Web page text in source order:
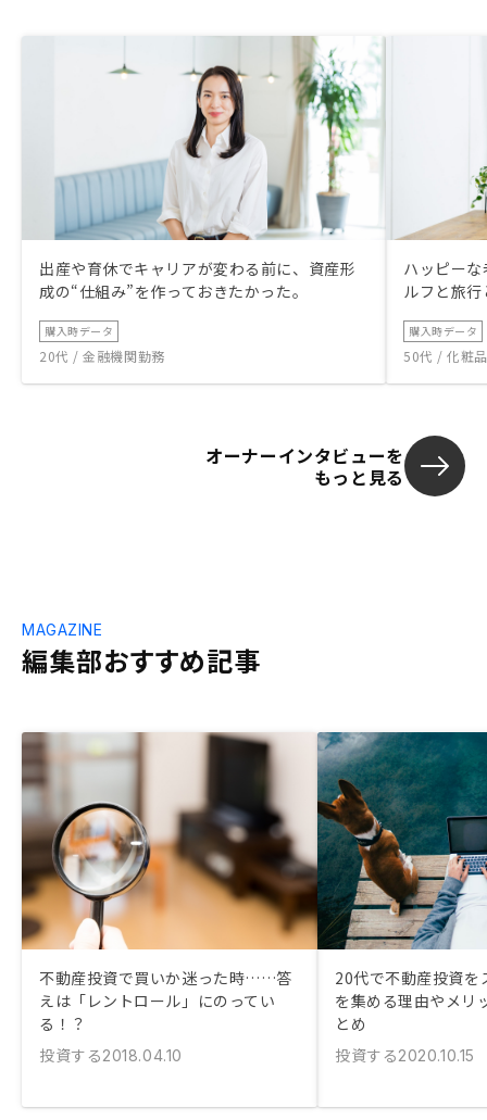
出産や育休でキャリアが変わる前に、資産形
成の“仕組み”を作っておきたかった。
購入時データ
20代 / 金融機関勤務
ハッピー
ルフと旅
購入時データ
50代 / 化粧
オーナーインタビューを
もっと見る
編集部おすすめ記事
MAGAZINE
不動産投資で買いか迷った時……答
えは「レントロール」にのってい
る！？
投資する2018.04.10
20代で不動産投資を
を集める理由やメリ
とめ
投資する2020.10.15